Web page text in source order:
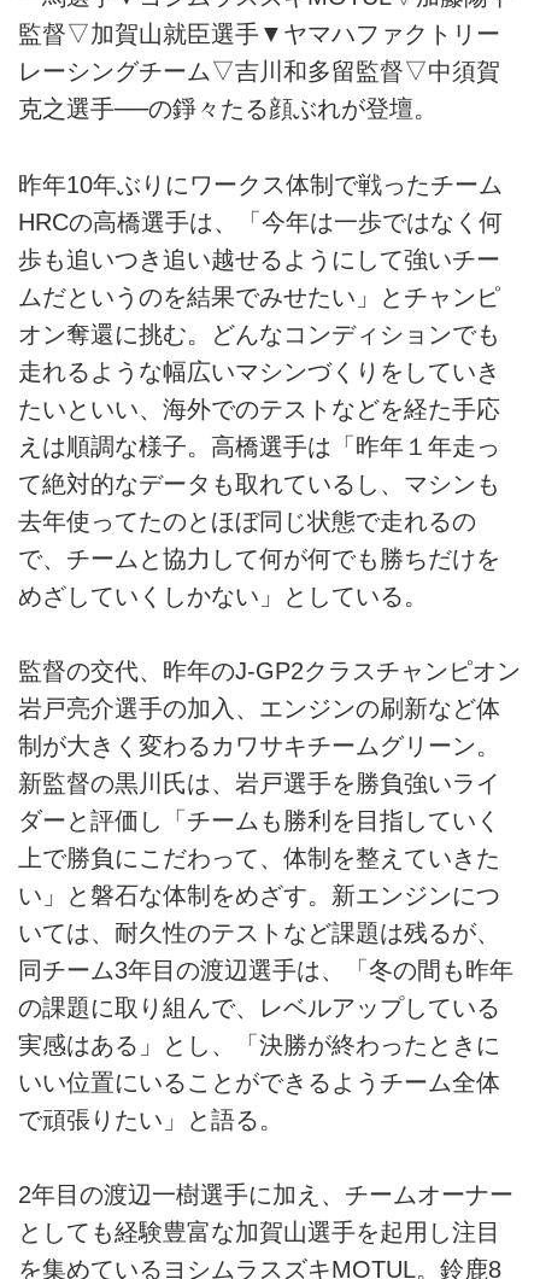
監督▽加賀山就臣選手▼ヤマハファクトリー
レーシングチーム▽吉川和多留監督▽中須賀
克之選手──の錚々たる顔ぶれが登壇。
昨年10年ぶりにワークス体制で戦ったチーム
HRCの高橋選手は、「今年は一歩ではなく何
歩も追いつき追い越せるようにして強いチー
ムだというのを結果でみせたい」とチャンピ
オン奪還に挑む。どんなコンディションでも
走れるような幅広いマシンづくりをしていき
たいといい、海外でのテストなどを経た手応
えは順調な様子。高橋選手は「昨年１年走っ
て絶対的なデータも取れているし、マシンも
去年使ってたのとほぼ同じ状態で走れるの
で、チームと協力して何が何でも勝ちだけを
めざしていくしかない」としている。
監督の交代、昨年のJ-GP2クラスチャンピオン
岩戸亮介選手の加入、エンジンの刷新など体
制が大きく変わるカワサキチームグリーン。
新監督の黒川氏は、岩戸選手を勝負強いライ
ダーと評価し「チームも勝利を目指していく
上で勝負にこだわって、体制を整えていきた
い」と磐石な体制をめざす。新エンジンにつ
いては、耐久性のテストなど課題は残るが、
同チーム3年目の渡辺選手は、「冬の間も昨年
の課題に取り組んで、レベルアップしている
実感はある」とし、「決勝が終わったときに
いい位置にいることができるようチーム全体
で頑張りたい」と語る。
2年目の渡辺一樹選手に加え、チームオーナー
としても経験豊富な加賀山選手を起用し注目
を集めているヨシムラスズキMOTUL。鈴鹿8